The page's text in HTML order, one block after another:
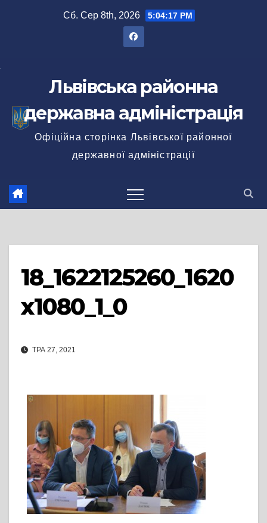
Сб. Сер 8th, 2026 5:04:17 PM
Львівська районна
державна адміністрація
Офіційна сторінка Львівської районної
державної адміністрації
18_1622125260_1620
x1080_1_0
ТРА 27, 2021